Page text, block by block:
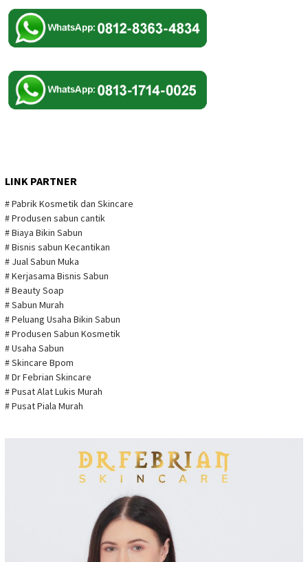
LINK PARTNER
# Pabrik Kosmetik dan Skincare
# Produsen sabun cantik
# Biaya Bikin Sabun
# Bisnis sabun Kecantikan
# Jual Sabun Muka
# Kerjasama Bisnis Sabun
# Beauty Soap
# Sabun Murah
# Peluang Usaha Bikin Sabun
# Produsen Sabun Kosmetik
# Usaha Sabun
# Skincare Bpom
# Dr Febrian Skincare
# Pusat Alat Lukis Murah
# Pusat Piala Murah